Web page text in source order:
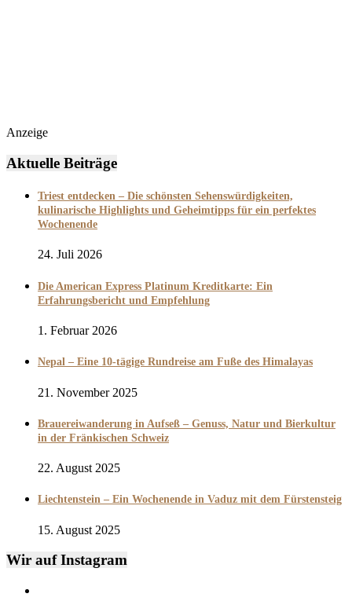
Anzeige
Aktuelle Beiträge
Triest entdecken – Die schönsten Sehenswürdigkeiten,
kulinarische Highlights und Geheimtipps für ein perfektes
Wochenende
24. Juli 2026
Die American Express Platinum Kreditkarte: Ein
Erfahrungsbericht und Empfehlung
1. Februar 2026
Nepal – Eine 10-tägige Rundreise am Fuße des Himalayas
21. November 2025
Brauereiwanderung in Aufseß – Genuss, Natur und Bierkultur
in der Fränkischen Schweiz
22. August 2025
Liechtenstein – Ein Wochenende in Vaduz mit dem Fürstensteig
15. August 2025
Wir auf Instagram